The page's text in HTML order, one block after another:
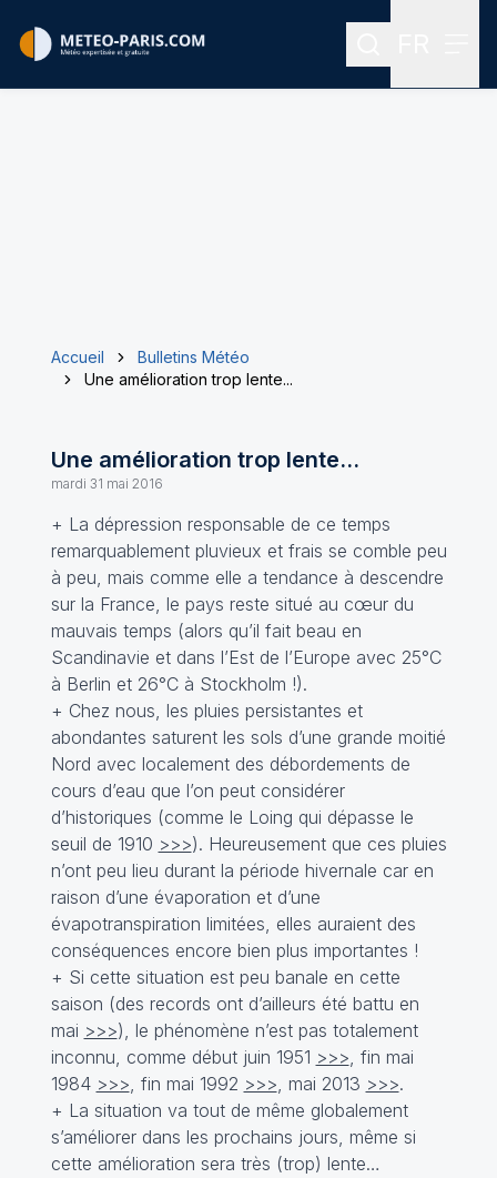
Rechercher
Accueil
Bulletins Météo
Une amélioration trop lente...
Une amélioration trop lente...
mardi 31 mai 2016
+ La dépression responsable de ce temps
remarquablement pluvieux et frais se comble peu
à peu, mais comme elle a tendance à descendre
sur la France, le pays reste situé au cœur du
mauvais temps (alors qu’il fait beau en
Scandinavie et dans l’Est de l’Europe avec 25°C
à Berlin et 26°C à Stockholm !).
+ Chez nous, les pluies persistantes et
abondantes saturent les sols d’une grande moitié
Nord avec localement des débordements de
cours d’eau que l’on peut considérer
d’historiques (comme le Loing qui dépasse le
seuil de 1910 >>>). Heureusement que ces pluies
n’ont peu lieu durant la période hivernale car en
raison d’une évaporation et d’une
évapotranspiration limitées, elles auraient des
conséquences encore bien plus importantes !
+ Si cette situation est peu banale en cette
saison (des records ont d’ailleurs été battu en
mai >>>), le phénomène n’est pas totalement
inconnu, comme début juin 1951 >>>, fin mai
1984 >>>, fin mai 1992 >>>, mai 2013 >>>.
+ La situation va tout de même globalement
s’améliorer dans les prochains jours, même si
cette amélioration sera très (trop) lente…